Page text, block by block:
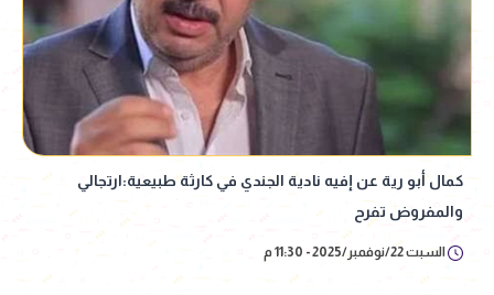
كمال أبو رية عن إفيه نادية الجندي في كارثة طبيعية:ارتجالي
والمفروض تفرح
السبت 22/نوفمبر/2025 - 11:30 م